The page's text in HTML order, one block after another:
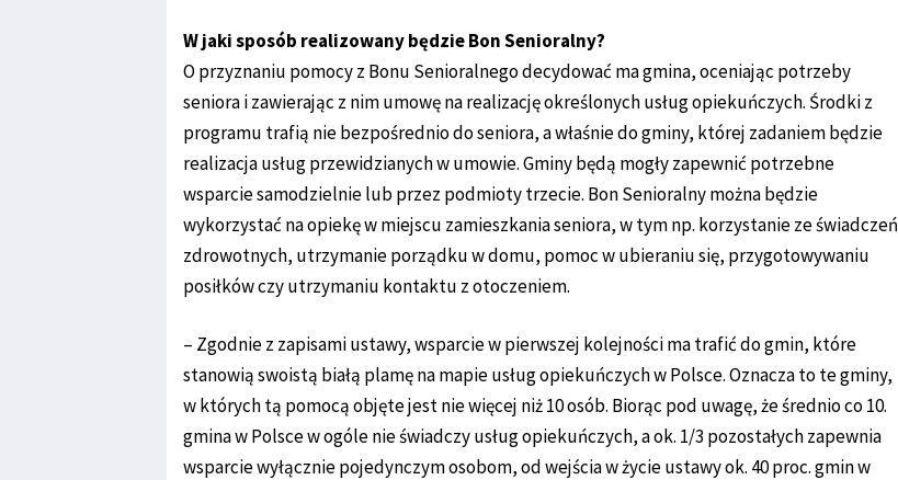
W jaki sposób realizowany będzie Bon Senioralny?
O przyznaniu pomocy z Bonu Senioralnego decydować ma gmina, oceniając potrzeby
seniora i zawierając z nim umowę na realizację określonych usług opiekuńczych. Środki z
programu trafią nie bezpośrednio do seniora, a właśnie do gminy, której zadaniem będzie
realizacja usług przewidzianych w umowie. Gminy będą mogły zapewnić potrzebne
wsparcie samodzielnie lub przez podmioty trzecie. Bon Senioralny można będzie
wykorzystać na opiekę w miejscu zamieszkania seniora, w tym np. korzystanie ze świadczeń
zdrowotnych, utrzymanie porządku w domu, pomoc w ubieraniu się, przygotowywaniu
posiłków czy utrzymaniu kontaktu z otoczeniem.
– Zgodnie z zapisami ustawy, wsparcie w pierwszej kolejności ma trafić do gmin, które
stanowią swoistą białą plamę na mapie usług opiekuńczych w Polsce. Oznacza to te gminy,
w których tą pomocą objęte jest nie więcej niż 10 osób. Biorąc pod uwagę, że średnio co 10.
gmina w Polsce w ogóle nie świadczy usług opiekuńczych, a ok. 1/3 pozostałych zapewnia
wsparcie wyłącznie pojedynczym osobom, od wejścia w życie ustawy ok. 40 proc. gmin w